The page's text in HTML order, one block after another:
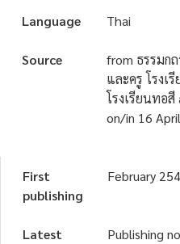
Language Thai
Source
from ธรรมก
และครู โรง
โรงเรียนทอ
on/in 16
First
publishing
February
Latest
Publishing